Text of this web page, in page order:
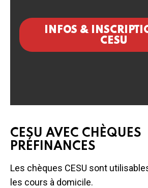
INFOS &
CESU
CESU AVEC CHÈQUES
PRÉFINANCES
Les chèques CESU sont
les cours à domicile.